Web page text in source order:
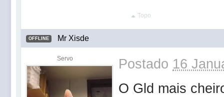
Topo
OFFLINE Mr Xisde
Servo Postado 16
O Gld mais